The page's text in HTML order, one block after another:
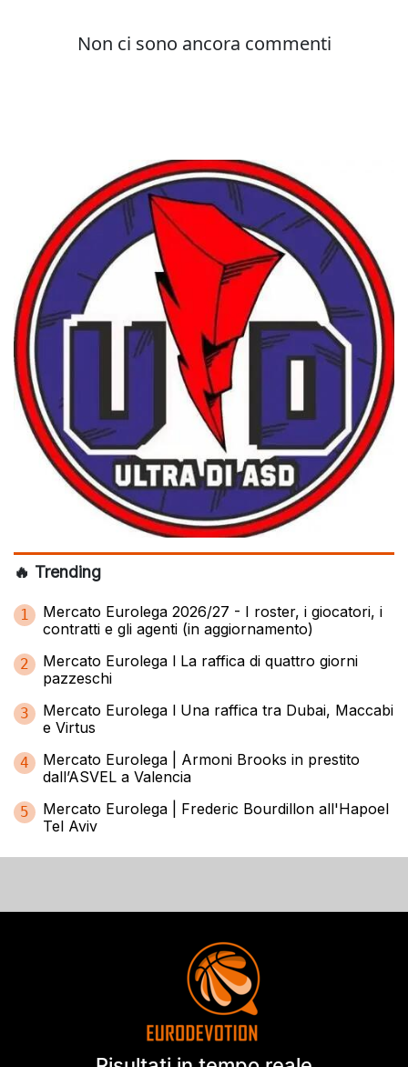
🔥 Trending
1
Mercato Eurolega 2026/27 - I roster, i giocatori, i
contratti e gli agenti (in aggiornamento)
2
Mercato Eurolega l La raffica di quattro giorni
pazzeschi
3
Mercato Eurolega l Una raffica tra Dubai, Maccabi
e Virtus
4
Mercato Eurolega | Armoni Brooks in prestito
dall’ASVEL a Valencia
5
Mercato Eurolega | Frederic Bourdillon all'Hapoel
Tel Aviv